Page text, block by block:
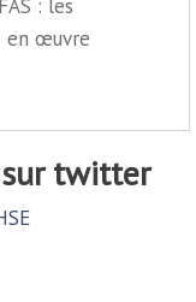
: les
en œuvre
sur twitter